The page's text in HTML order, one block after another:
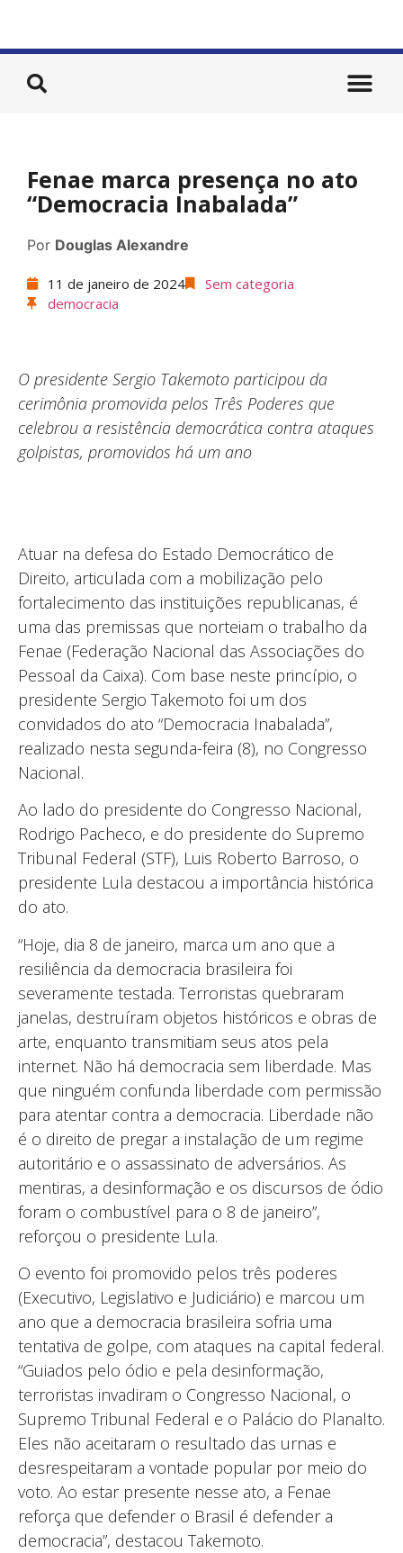
Fenae marca presença no ato
“Democracia Inabalada”
Por Douglas Alexandre
11 de janeiro de 2024
Sem categoria
democracia
O presidente Sergio Takemoto participou da
cerimônia promovida pelos Três Poderes que
celebrou a resistência democrática contra ataques
golpistas, promovidos há um ano
Atuar na defesa do Estado Democrático de
Direito, articulada com a mobilização pelo
fortalecimento das instituições republicanas, é
uma das premissas que norteiam o trabalho da
Fenae (Federação Nacional das Associações do
Pessoal da Caixa). Com base neste princípio, o
presidente Sergio Takemoto foi um dos
convidados do ato “Democracia Inabalada”,
realizado nesta segunda-feira (8), no Congresso
Nacional.
Ao lado do presidente do Congresso Nacional,
Rodrigo Pacheco, e do presidente do Supremo
Tribunal Federal (STF), Luis Roberto Barroso, o
presidente Lula destacou a importância histórica
do ato.
“Hoje, dia 8 de janeiro, marca um ano que a
resiliência da democracia brasileira foi
severamente testada. Terroristas quebraram
janelas, destruíram objetos históricos e obras de
arte, enquanto transmitiam seus atos pela
internet. Não há democracia sem liberdade. Mas
que ninguém confunda liberdade com permissão
para atentar contra a democracia. Liberdade não
é o direito de pregar a instalação de um regime
autoritário e o assassinato de adversários. As
mentiras, a desinformação e os discursos de ódio
foram o combustível para o 8 de janeiro”,
reforçou o presidente Lula.
O evento foi promovido pelos três poderes
(Executivo, Legislativo e Judiciário) e marcou um
ano que a democracia brasileira sofria uma
tentativa de golpe, com ataques na capital federal.
“Guiados pelo ódio e pela desinformação,
terroristas invadiram o Congresso Nacional, o
Supremo Tribunal Federal e o Palácio do Planalto.
Eles não aceitaram o resultado das urnas e
desrespeitaram a vontade popular por meio do
voto. Ao estar presente nesse ato, a Fenae
reforça que defender o Brasil é defender a
democracia”, destacou Takemoto.